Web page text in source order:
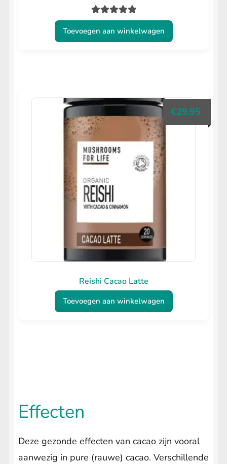
Gewaardeerd
5.00uit 5
Toevoegen aan winkelwagen
Reishi Cacao Latte
€29.95
Toevoegen aan winkelwagen
Effecten
Deze gezonde effecten van cacao zijn vooral
aanwezig in pure (rauwe) cacao. Verschillende